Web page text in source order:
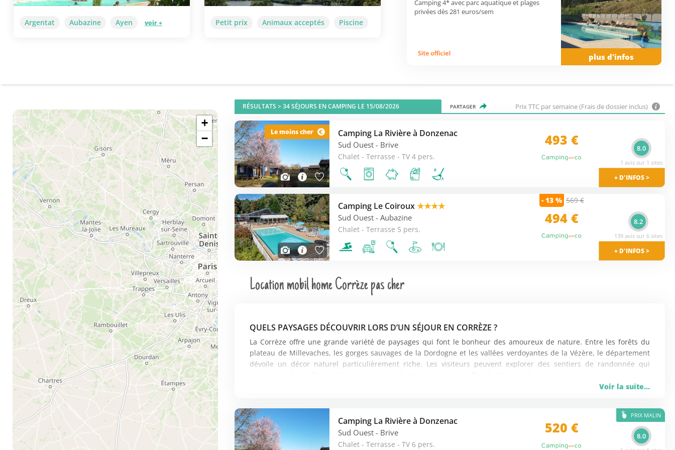
Argentat Aubazine Ayen voir + Petit prix Animaux acceptés Piscine
Camping 4* avec parc aquatique et plages
privées dès 281 euros/sem
plus d'infos
+
−
RÉSULTATS >34SÉJOURS EN CAMPING LE 15/08/2026 PARTAGER Prix TTC par semaine (Frais de dossier inclus)
Le moins cher Camping La Rivière à Donzenac
Sud Ouest - Brive
Chalet - Terrasse - TV 4 pers.
493 €
+ D'INFOS >
8.0
1 avis sur 1 sites
Camping Le Coiroux★★★★
Sud Ouest - Aubazine
Chalet - Terrasse 5 pers.
- 13 % 569 €
494 €
+ D'INFOS >
8.2
139 avis sur 6 sites
Location mobil home Corrèze pas cher
QUELS PAYSAGES DÉCOUVRIR LORS D’UN SÉJOUR EN CORRÈZE ?
La Corrèze offre une grande variété de paysages qui font le bonheur des amoureux de nature. Entre les forêts du
plateau de Millevaches, les gorges sauvages de la Dordogne et les vallées verdoyantes de la Vézère, le département
dévoile un décor naturel particulièrement riche. Les visiteurs peuvent explorer des sentiers de randonnée qui
corrézienne. Par exemple, les alentours d’Uzerche ou de Treignac permettent d’admirer des paysages typiques du
en profitant d’un cadre paisible.
QUELS VILLAGES EMBLÉMATIQUES VISITER EN CORRÈZE ?
La Corrèze est célèbre pour ses villages de caractère qui témoignent d’un patrimoine architectural remarquable.
Voir la suite...
Camping La Rivière à Donzenac
Sud Ouest - Brive
Chalet - Terrasse - TV 6 pers.
520 €
PRIX MALIN
8.0